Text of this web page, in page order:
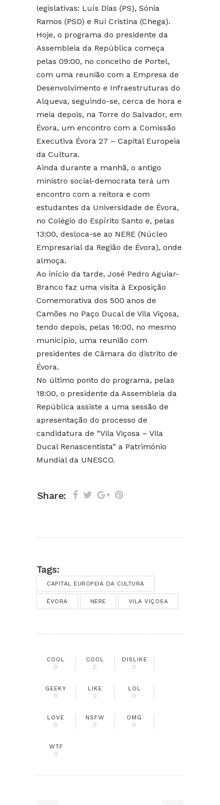
legislativas: Luís Dias (PS), Sónia
Ramos (PSD) e Rui Cristina (Chega).
Hoje, o programa do presidente da
Assembleia da República começa
pelas 09:00, no concelho de Portel,
com uma reunião com a Empresa de
Desenvolvimento e Infraestruturas do
Alqueva, seguindo-se, cerca de hora e
meia depois, na Torre do Salvador, em
Évora, um encontro com a Comissão
Executiva Évora 27 – Capital Europeia
da Cultura.
Ainda durante a manhã, o antigo
ministro social-democrata terá um
encontro com a reitora e com
estudantes da Universidade de Évora,
no Colégio do Espírito Santo e, pelas
13:00, desloca-se ao NERE (Núcleo
Empresarial da Região de Évora), onde
almoça.
Ao início da tarde, José Pedro Aguiar-
Branco faz uma visita à Exposição
Comemorativa dos 500 anos de
Camões no Paço Ducal de Vila Viçosa,
tendo depois, pelas 16:00, no mesmo
município, uma reunião com
presidentes de Câmara do distrito de
Évora.
No último ponto do programa, pelas
18:00, o presidente da Assembleia da
República assiste a uma sessão de
apresentação do processo de
candidatura de “Vila Viçosa – Vila
Ducal Renascentista” a Património
Mundial da UNESCO.
Share:
Tags:
CAPITAL EUROPEIA DA CULTURA
ÉVORA NERE VILA VIÇOSA
COOL
0
COOL
0
DISLIKE
0
GEEKY
0
LIKE
0
LOL
0
LOVE
0
NSFW
0
OMG
0
WTF
0